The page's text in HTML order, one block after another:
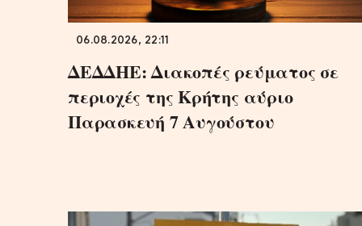
06.08.2026, 22:11
ΔΕΔΔΗΕ: Διακοπές ρεύματος σε
περιοχές της Κρήτης αύριο
Παρασκευή 7 Αυγούστου